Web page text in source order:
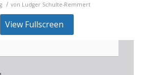
/ von Ludger Schulte-Remmert
View Fullscreen